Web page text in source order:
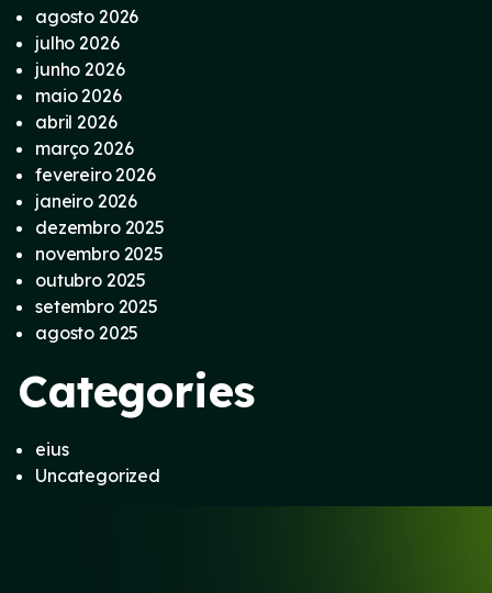
agosto 2026
julho 2026
junho 2026
maio 2026
abril 2026
março 2026
fevereiro 2026
janeiro 2026
dezembro 2025
novembro 2025
outubro 2025
setembro 2025
agosto 2025
Categories
eius
Uncategorized